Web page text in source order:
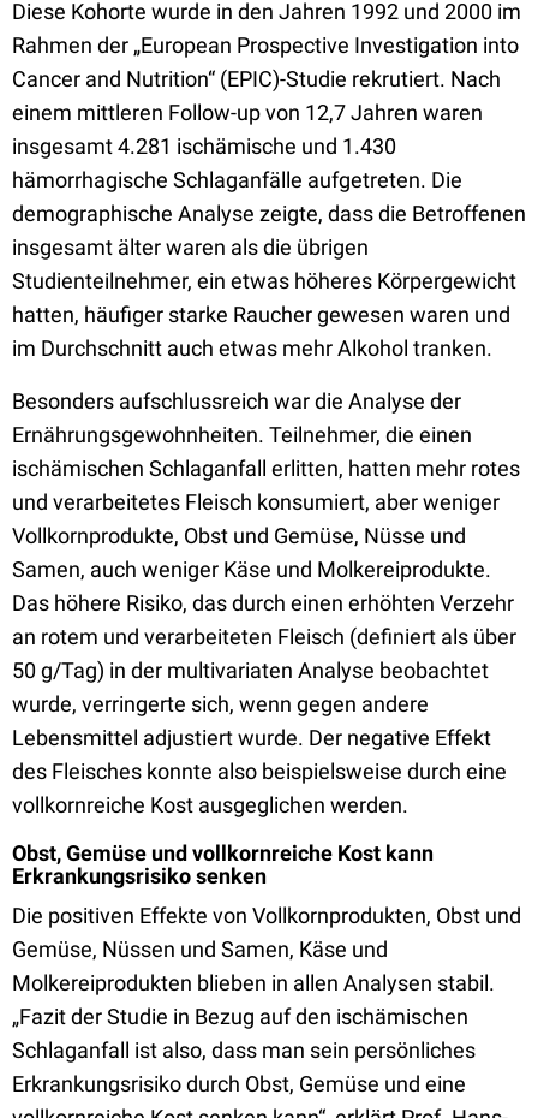
Diese Kohorte wurde in den Jahren 1992 und 2000 im
Rahmen der „European Prospective Investigation into
Cancer and Nutrition“ (EPIC)-Studie rekrutiert. Nach
einem mittleren Follow-up von 12,7 Jahren waren
insgesamt 4.281 ischämische und 1.430
hämorrhagische Schlaganfälle aufgetreten. Die
demographische Analyse zeigte, dass die Betroffenen
insgesamt älter waren als die übrigen
Studienteilnehmer, ein etwas höheres Körpergewicht
hatten, häufiger starke Raucher gewesen waren und
im Durchschnitt auch etwas mehr Alkohol tranken.
Besonders aufschlussreich war die Analyse der
Ernährungsgewohnheiten. Teilnehmer, die einen
ischämischen Schlaganfall erlitten, hatten mehr rotes
und verarbeitetes Fleisch konsumiert, aber weniger
Vollkornprodukte, Obst und Gemüse, Nüsse und
Samen, auch weniger Käse und Molkereiprodukte.
Das höhere Risiko, das durch einen erhöhten Verzehr
an rotem und verarbeiteten Fleisch (definiert als über
50 g/Tag) in der multivariaten Analyse beobachtet
wurde, verringerte sich, wenn gegen andere
Lebensmittel adjustiert wurde. Der negative Effekt
des Fleisches konnte also beispielsweise durch eine
vollkornreiche Kost ausgeglichen werden.
Obst, Gemüse und vollkornreiche Kost kann
Erkrankungsrisiko senken
Die positiven Effekte von Vollkornprodukten, Obst und
Gemüse, Nüssen und Samen, Käse und
Molkereiprodukten blieben in allen Analysen stabil.
„Fazit der Studie in Bezug auf den ischämischen
Schlaganfall ist also, dass man sein persönliches
Erkrankungsrisiko durch Obst, Gemüse und eine